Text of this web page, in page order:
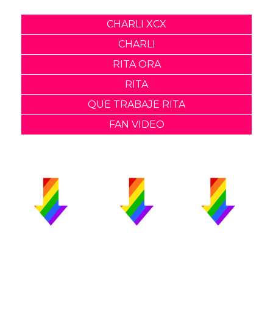
CHARLI XCX
CHARLI
RITA ORA
RITA
QUE TRABAJE RITA
FAN VIDEO